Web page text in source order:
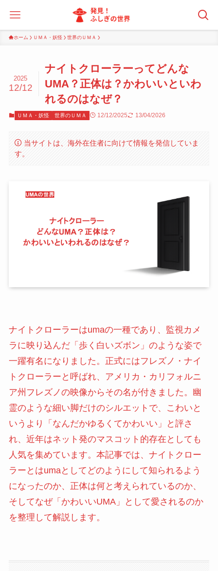
ホーム ＵＭＡ・妖怪 世界のＵＭＡ
ナイトクローラーってどんな
UMA？正体は？かわいいといわ
れるのはなぜ？
2025
12/12
ＵＭＡ・妖怪 世界のＵＭＡ 12/12/2025 13/04/2026
当サイトは、海外在住者に向けて情報を発信していま
す。
ナイトクローラーはumaの一種であり、監視カメ
ラに映り込んだ「歩く白いズボン」のような姿で
一躍有名になりました。正式にはフレズノ・ナイ
トクローラーと呼ばれ、アメリカ・カリフォルニ
ア州フレズノの映像からその名が付きました。幽
霊のような細い脚だけのシルエットで、こわいと
いうより「なんだかゆるくてかわいい」と評さ
れ、近年はネット発のマスコット的存在としても
人気を集めています。本記事では、ナイトクロー
ラーとはumaとしてどのようにして知られるよう
になったのか、正体は何と考えられているのか、
そしてなぜ「かわいいUMA」として愛されるのか
を整理して解説します。